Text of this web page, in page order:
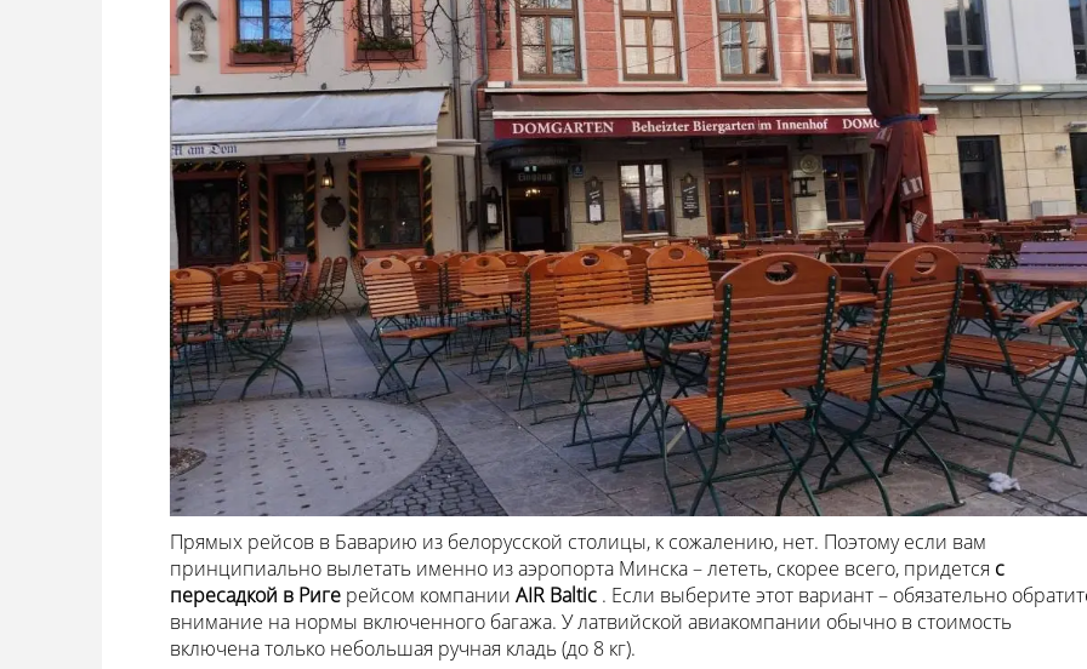
Прямых рейсов в Баварию из белорусской столицы, к сожалению, нет. Поэтому если вам
принципиально вылетать именно из аэропорта Минска – лететь, скорее всего, придется с
пересадкой в Риге рейсом компании AIR Baltic . Если выберите этот вариант – обязательно
внимание на нормы включенного багажа. У латвийской авиакомпании обычно в стоимость
включена только небольшая ручная кладь (до 8 кг).